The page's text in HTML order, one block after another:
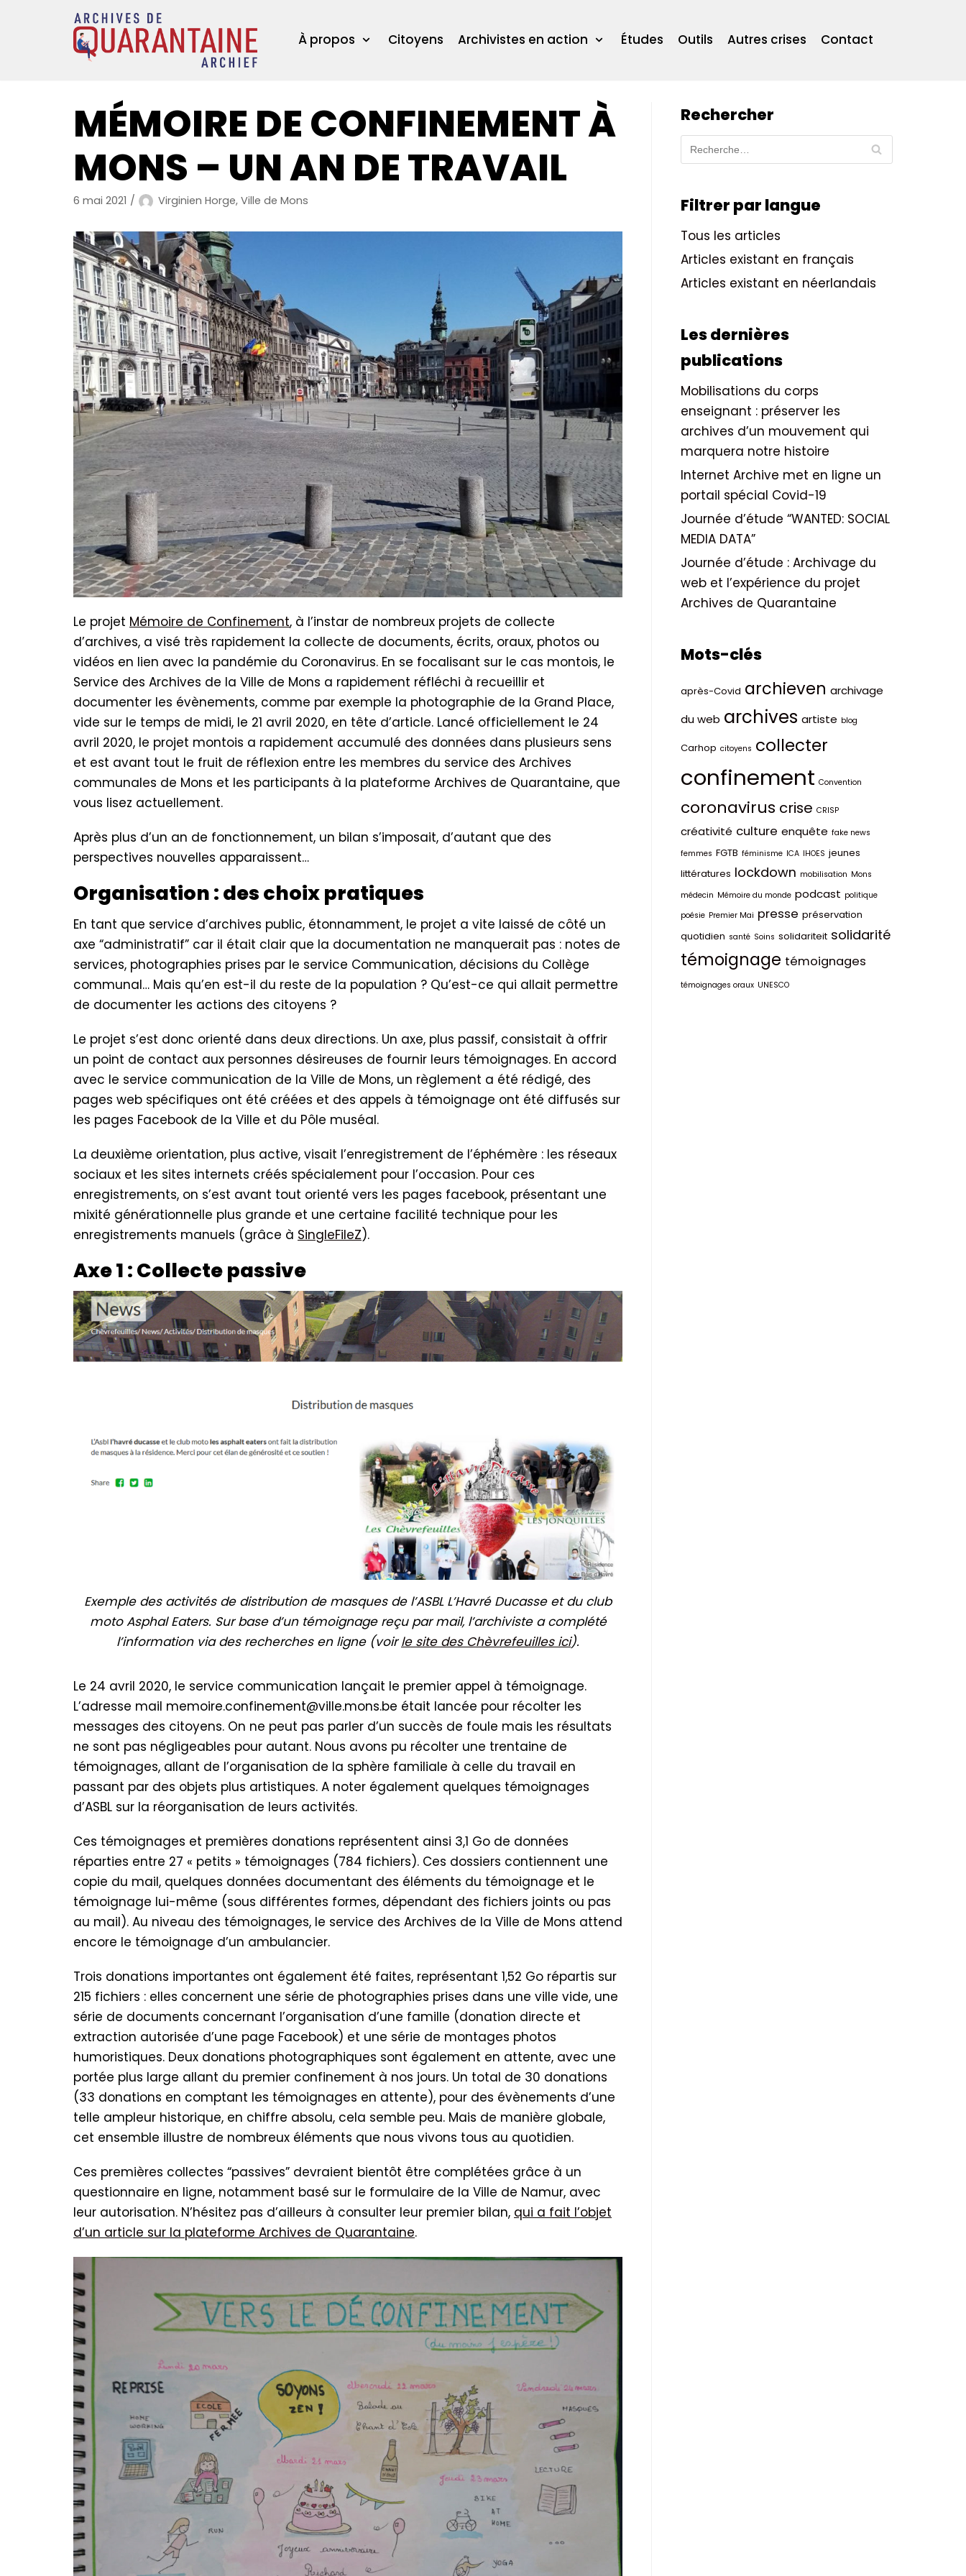
À propos Citoyens Archivistes en action Études Outils Autres crises Contact
MÉMOIRE DE CONFINEMENT À
MONS – UN AN DE TRAVAIL
6 mai 2021 Virginien Horge, Ville de Mons
Le projet Mémoire de Confinement, à l’instar de nombreux projets de collecte
d’archives, a visé très rapidement la collecte de documents, écrits, oraux, photos ou
vidéos en lien avec la pandémie du Coronavirus. En se focalisant sur le cas montois, le
Service des Archives de la Ville de Mons a rapidement réfléchi à recueillir et
documenter les évènements, comme par exemple la photographie de la Grand Place,
vide sur le temps de midi, le 21 avril 2020, en tête d’article. Lancé officiellement le 24
avril 2020, le projet montois a rapidement accumulé des données dans plusieurs sens
et est avant tout le fruit de réflexion entre les membres du service des Archives
communales de Mons et les participants à la plateforme Archives de Quarantaine, que
vous lisez actuellement.
Après plus d’un an de fonctionnement, un bilan s’imposait, d’autant que des
perspectives nouvelles apparaissent…
Organisation : des choix pratiques
En tant que service d’archives public, étonnamment, le projet a vite laissé de côté un
axe “administratif” car il était clair que la documentation ne manquerait pas : notes de
services, photographies prises par le service Communication, décisions du Collège
communal… Mais qu’en est-il du reste de la population ? Qu’est-ce qui allait permettre
de documenter les actions des citoyens ?
Le projet s’est donc orienté dans deux directions. Un axe, plus passif, consistait à offrir
un point de contact aux personnes désireuses de fournir leurs témoignages. En accord
avec le service communication de la Ville de Mons, un règlement a été rédigé, des
pages web spécifiques ont été créées et des appels à témoignage ont été diffusés sur
les pages Facebook de la Ville et du Pôle muséal.
La deuxième orientation, plus active, visait l’enregistrement de l’éphémère : les réseaux
sociaux et les sites internets créés spécialement pour l’occasion. Pour ces
enregistrements, on s’est avant tout orienté vers les pages facebook, présentant une
mixité générationnelle plus grande et une certaine facilité technique pour les
enregistrements manuels (grâce à SingleFileZ).
Axe 1 : Collecte passive
Exemple des activités de distribution de masques de l’ASBL L’Havré Ducasse et du club
moto Asphal Eaters. Sur base d’un témoignage reçu par mail, l’archiviste a complété
l’information via des recherches en ligne (voirle site des Chèvrefeuilles ici).
Le 24 avril 2020, le service communication lançait le premier appel à témoignage.
L’adresse mail memoire.confinement@ville.mons.be était lancée pour récolter les
messages des citoyens. On ne peut pas parler d’un succès de foule mais les résultats
ne sont pas négligeables pour autant. Nous avons pu récolter une trentaine de
témoignages, allant de l’organisation de la sphère familiale à celle du travail en
passant par des objets plus artistiques. A noter également quelques témoignages
d’ASBL sur la réorganisation de leurs activités.
Ces témoignages et premières donations représentent ainsi 3,1 Go de données
réparties entre 27 « petits » témoignages (784 fichiers). Ces dossiers contiennent une
copie du mail, quelques données documentant des éléments du témoignage et le
témoignage lui-même (sous différentes formes, dépendant des fichiers joints ou pas
au mail). Au niveau des témoignages, le service des Archives de la Ville de Mons attend
encore le témoignage d’un ambulancier.
Trois donations importantes ont également été faites, représentant 1,52 Go répartis sur
215 fichiers : elles concernent une série de photographies prises dans une ville vide, une
série de documents concernant l’organisation d’une famille (donation directe et
extraction autorisée d’une page Facebook) et une série de montages photos
humoristiques. Deux donations photographiques sont également en attente, avec une
portée plus large allant du premier confinement à nos jours. Un total de 30 donations
(33 donations en comptant les témoignages en attente), pour des évènements d’une
telle ampleur historique, en chiffre absolu, cela semble peu. Mais de manière globale,
cet ensemble illustre de nombreux éléments que nous vivons tous au quotidien.
Ces premières collectes “passives” devraient bientôt être complétées grâce à un
questionnaire en ligne, notamment basé sur le formulaire de la Ville de Namur, avec
leur autorisation. N’hésitez pas d’ailleurs à consulter leur premier bilan, qui a fait l’objet
d’un article sur la plateforme Archives de Quarantaine.
Rechercher
Filtrer par langue
Tous les articles
Articles existant en français
Articles existant en néerlandais
Les dernières
publications
Mobilisations du corps
enseignant : préserver les
archives d’un mouvement qui
marquera notre histoire
Internet Archive met en ligne un
portail spécial Covid-19
Journée d’étude “WANTED: SOCIAL
MEDIA DATA”
Journée d’étude : Archivage du
web et l’expérience du projet
Archives de Quarantaine
Mots-clés
après-Covid archieven archivage
du web archives artiste blog
Carhop citoyens collecter
confinement Convention
coronavirus crise CRISP
créativité culture enquête fake news
femmes FGTB féminisme ICA IHOES jeunes
littératures lockdown mobilisation Mons
médecin Mémoire du monde podcast politique
poésie Premier Mai presse préservation
quotidien santé Soins solidariteit solidarité
témoignage témoignages
témoignages oraux UNESCO